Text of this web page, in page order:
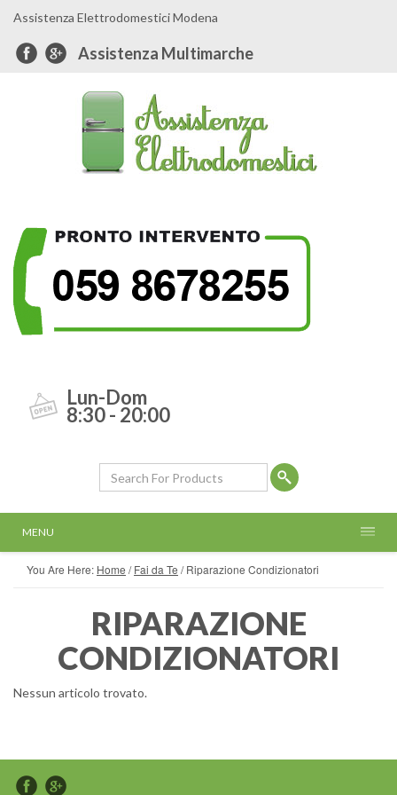
Assistenza Elettrodomestici Modena
Assistenza Multimarche
Lun-Dom
8:30 - 20:00
MENU
You Are Here: Home /Fai da Te /Riparazione Condizionatori
RIPARAZIONE
CONDIZIONATORI
Nessun articolo trovato.